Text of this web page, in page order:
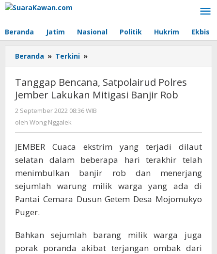
Lewati
Beranda Jatim Nasional Politik Hukrim Ekbis
Beranda » Terkini »
Bencana,
Polres
Jember
Lakukan
Tanggap Bencana, Satpolairud Polres
Jember Lakukan Mitigasi Banjir Rob
2 September 2022 08:36 WIB
oleh Wong Nggalek
JEMBER Cuaca ekstrim yang terjadi dilaut
selatan dalam beberapa hari terakhir telah
menimbulkan banjir rob dan menerjang
sejumlah warung milik warga yang ada di
Pantai Cemara Dusun Getem Desa Mojomukyo
Puger.
Bahkan sejumlah barang milik warga juga
porak poranda akibat terjangan ombak dari